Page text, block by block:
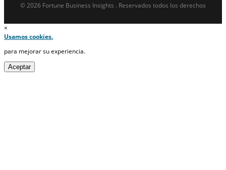
© 2026 Fortune Business Insights . Reservados todos los derechos
×
Usamos cookies.
para mejorar su experiencia.
Aceptar